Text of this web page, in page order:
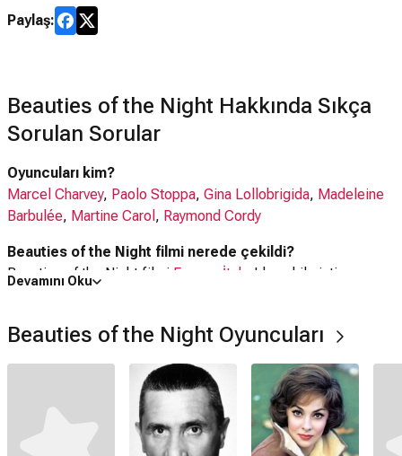
Paylaş:
Beauties of the Night Hakkında Sıkça
Sorulan Sorular
Oyuncuları kim?
Marcel Charvey, Paolo Stoppa, Gina Lollobrigida, Madeleine
Barbulée, Martine Carol , Raymond Cordy
Beauties of the Night filmi nerede çekildi?
Beauties of the Night filmi Fransa İtalya 'da çekilmiştir.
1 saat 27 dakika
IMDb puanı kaç?
Beauties of the Night filmi hangi tür?
Komedi
Romantik Müzikal ,Fantastik
Devamını Oku
Beauties of the Night Oyuncuları